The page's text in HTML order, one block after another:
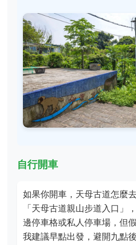
自行開車
如果你開車，天母古道怎麼
「天母古道親山步道入口」
邊停車格或私人停車場，但
我建議早點出發，避開九點